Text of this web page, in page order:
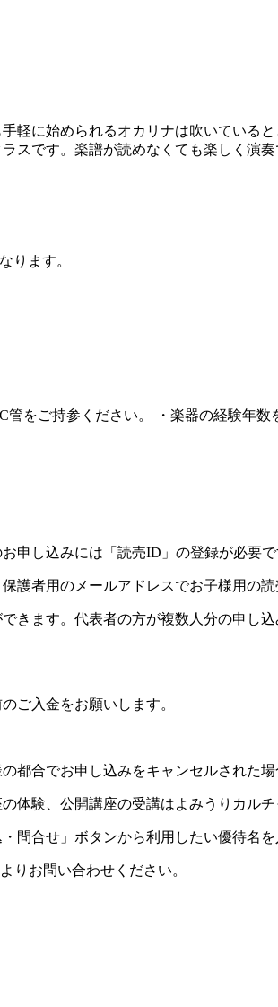
に始められるオカリナは吹いていると
です。楽譜が読めなくても楽しく演
ります。
C管をご持参ください。 ・楽器の経験年
申し込みには「読売ID」の登録が必要
者用のメールアドレスでお子様用の読
ます。代表者の方が複数人分の申し
ご入金をお願いします。
合でお申し込みをキャンセルされた場
験、公開講座の受講はよみうりカルチ
合せ」ボタンから利用したい優待名を
りお問い合わせください。